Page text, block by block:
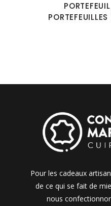
Pour les cadeaux
de ce qui se fait de
nous